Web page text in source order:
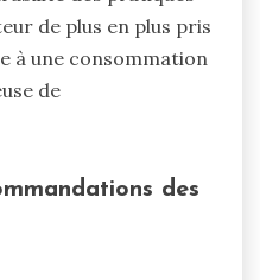
de plus en plus pris
à une consommation
de
des